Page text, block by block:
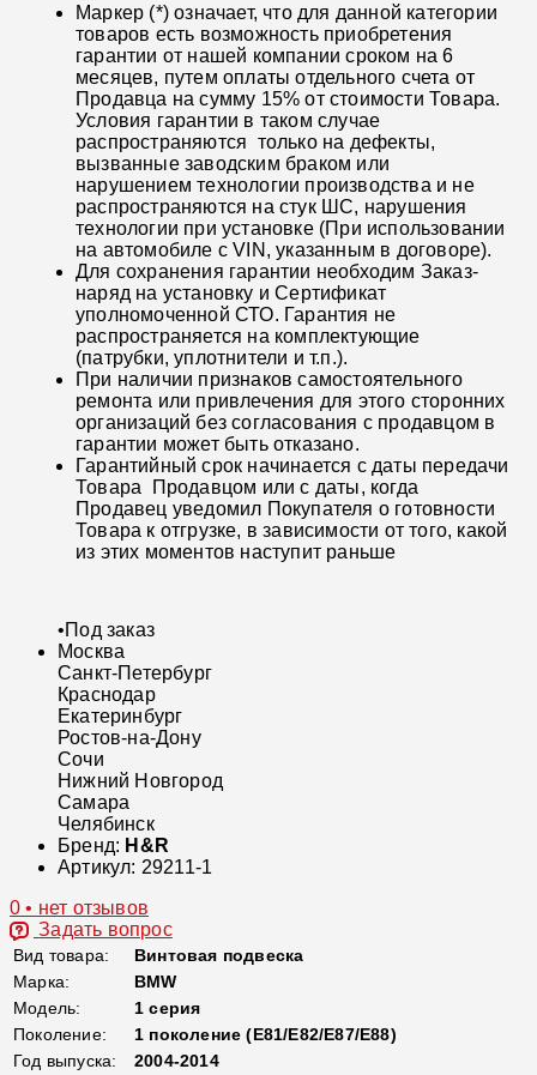
Маркер (*) означает, что для данной категории
товаров есть возможность приобретения
гарантии от нашей компании сроком на 6
месяцев, путем оплаты отдельного счета от
Продавца на сумму 15% от стоимости Товара.
Условия гарантии в таком случае
распространяются только на дефекты,
вызванные заводским браком или
нарушением технологии производства и не
распространяются на стук ШС, нарушения
технологии при установке (При использовании
на автомобиле с VIN, указанным в договоре).
Для сохранения гарантии необходим Заказ-
наряд на установку и Сертификат
уполномоченной СТО. Гарантия не
распространяется на комплектующие
(патрубки, уплотнители и т.п.).
При наличии признаков самостоятельного
ремонта или привлечения для этого сторонних
организаций без согласования с продавцом в
гарантии может быть отказано.
Гарантийный срок начинается с даты передачи
Товара Продавцом или с даты, когда
Продавец уведомил Покупателя о готовности
Товара к отгрузке, в зависимости от того, какой
из этих моментов наступит раньше
•Под заказ
Москва
Санкт-Петербург
Краснодар
Екатеринбург
Ростов-на-Дону
Сочи
Нижний Новгород
Самара
Челябинск
Бренд: H&R
Артикул: 29211-1
0 • нет отзывов
Задать вопрос
Вид товара:
Винтовая подвеска
Марка:
BMW
Модель:
1 серия
Поколение:
1 поколение (E81/E82/E87/E88)
Год выпуска:
2004-2014